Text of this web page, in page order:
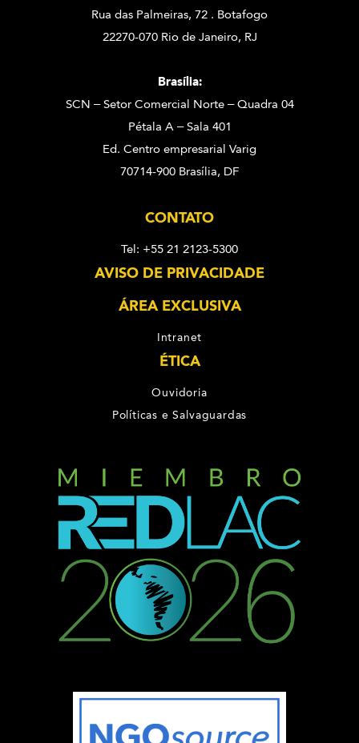
Rua das Palmeiras, 72 . Botafogo
22270-070 Rio de Janeiro, RJ
Brasília:
SCN – Setor Comercial Norte – Quadra 04
Pétala A – Sala 401
Ed. Centro empresarial Varig
70714-900 Brasília, DF
CONTATO
Tel: +55 21 2123-5300
AVISO DE PRIVACIDADE
ÁREA EXCLUSIVA
Intranet
ÉTICA
Ouvidoria
Políticas e Salvaguardas